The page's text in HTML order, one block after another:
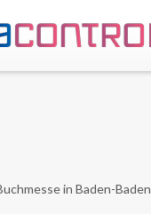
in Baden-Baden